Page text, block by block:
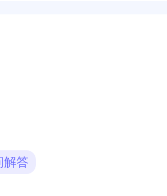
解答